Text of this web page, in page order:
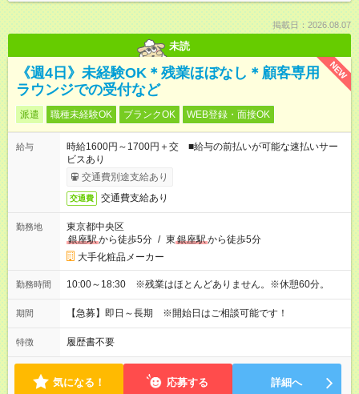
掲載日：2026.08.07
未読
NEW
《週4日》未経験OK＊残業ほぼなし＊顧客専用
ラウンジでの受付など
派遣 職種未経験OK ブランクOK WEB登録・面接OK
給与
時給1600円～1700円＋交 ■給与の前払いが可能な速払いサー
ビスあり
交通費別途支給あり
交通費 交通費支給あり
勤務地
東京都中央区
銀座駅から徒歩5分 / 東 銀座駅から徒歩5分
大手化粧品メーカー
勤務時間 10:00～18:30 ※残業はほとんどありません。※休憩60分。
期間 【急募】即日～長期 ※開始日はご相談可能です！
特徴 履歴書不要
気になる！ 応募する 詳細へ